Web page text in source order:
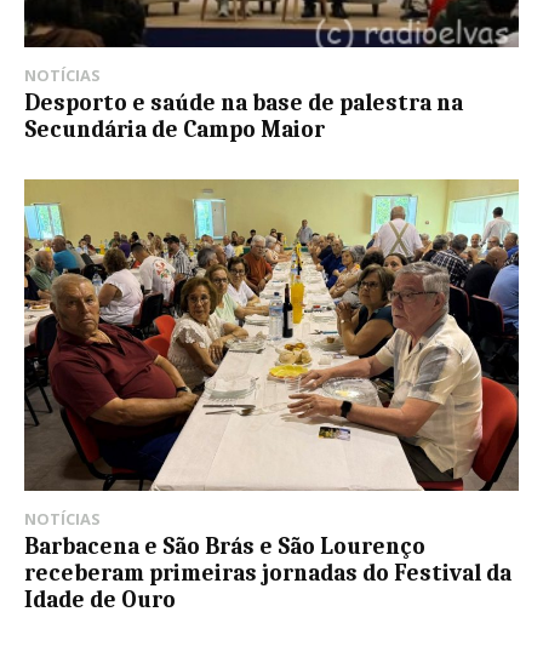
NOTÍCIAS
Desporto e saúde na base de palestra na
Secundária de Campo Maior
NOTÍCIAS
Barbacena e São Brás e São Lourenço
receberam primeiras jornadas do Festival da
Idade de Ouro